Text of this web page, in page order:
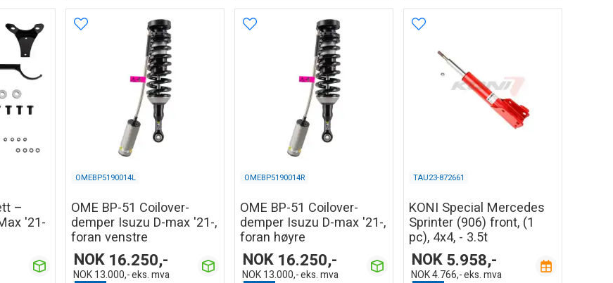
–
'21-
OMEBP5190014L
OME BP-51 Coilover-
demper Isuzu D-max '21-,
foran venstre
NOK 16.250,-
NOK 13.000,-eks. mva
OMEBP5190014R
OME BP-51 Coilover-
demper Isuzu D-max '21-,
foran høyre
NOK 16.250,-
NOK 13.000,-eks. mva
TAU23-872661
KONI Special Mercedes
Sprinter (906) front, (1
pc), 4x4, - 3.5t
NOK5.958,-
NOK4.766,-eks. mva